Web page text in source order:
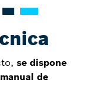
se dispone
manual de